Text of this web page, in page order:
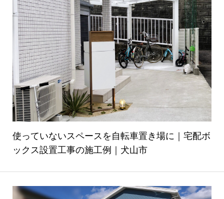
使っていないスペースを自転車置き場に｜宅配ボ
ックス設置工事の施工例｜犬山市